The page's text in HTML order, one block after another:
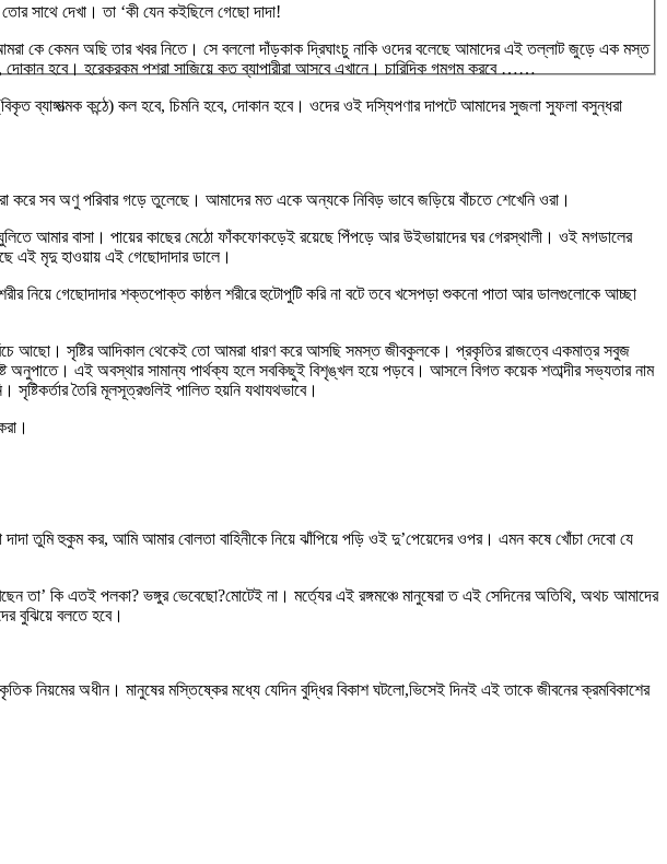
সাথে দেখা। তা ‘কী যেন কইছিলে গেছো দাদা!
কে কেমন অছি তার খবর নিতে। সে বললো দাঁড়কাক দ্রিঘাংচু নাকি ওদের বলেছে আমাদের এই তল্লাট জুড়ে এক মস্ত
হবে। হরেকরকম পশরা সাজিয়ে কত ব্যাপারীরা আসবে এখানে। চারিদিক গমগম করবে ……
কন্ঠে) কল হবে, চিমনি হবে, দোকান হবে। ওদের ওই দস্যিপণার দাপটে আমাদের সুজলা সুফলা বসুন্ধরা
করে সব অণু পরিবার গড়ে তুলেছে। আমাদের মত একে অন্যকে নিবিড় ভাবে জড়িয়ে বাঁচতে শেখেনি ওরা।
আমার বাসা। পায়ের কাছের মেঠো ফাঁকফোকড়েই রয়েছে পিঁপড়ে আর উইভায়াদের ঘর গেরস্থালী। ওই মগডালের
এই মৃদু হাওয়ায় এই গেছোদাদার ডালে।
নিয়ে গেছোদাদার শক্তপোক্ত কাষ্ঠল শরীরে হুটোপুটি করি না বটে তবে খসেপড়া শুকনো পাতা আর ডালগুলোকে আচ্ছা
আছো। সৃষ্টির আদিকাল থেকেই তো আমরা ধারণ করে আসছি সমস্ত জীবকুলকে। প্রকৃতির রাজত্বে একমাত্র সবুজ
অনুপাতে। এই অবস্থার সামান্য পার্থক্য হলে সবকিছুই বিশৃঙ্খল হয়ে পড়বে। আসলে বিগত কয়েক শতাব্দীর সভ্যতার নাম
তৈরি মূলসূত্রগুলিই পালিত হয়নি যথাযথভাবে।
তুমি হুকুম কর, আমি আমার বোলতা বাহিনীকে নিয়ে ঝাঁপিয়ে পড়ি ওই দু’পেয়েদের ওপর। এমন কষে খোঁচা দেবো যে
তা’ কি এতই পলকা? ভঙ্গুর ভেবেছো?মোটেই না। মর্ত্যের এই রঙ্গমঞ্চে মানুষেরা ত এই সেদিনের অতিথি, অথচ আমাদের
বুঝিয়ে বলতে হবে।
অধীন। মানুষের মস্তিষ্কের মধ্যে যেদিন বুদ্ধির বিকাশ ঘটলো,ভিসেই দিনই এই তাকে জীবনের ক্রমবিকাশের